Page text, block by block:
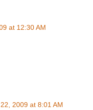
at 12:30 AM
2009 at 8:01 AM